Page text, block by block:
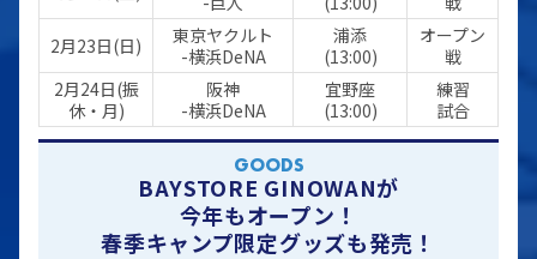
2月23日(日)
東京ヤクルト
-横浜DeNA
浦添
(13:00)
オープン
戦
2月24日(振
休・月)
阪神
-横浜DeNA
宜野座
(13:00)
練習
試合
GOODS
BAYSTORE GINOWANが
今年もオープン！
春季キャンプ限定グッズも発売！